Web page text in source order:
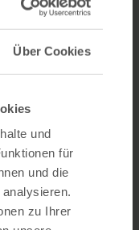
Über Cookies
und
für
und die
zu Ihrer